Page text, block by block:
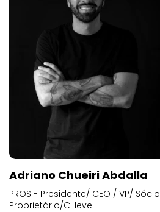
Adriano Chueiri Abdalla
PROS - Presidente/ CEO / VP/ Sócio
Proprietário/C-level